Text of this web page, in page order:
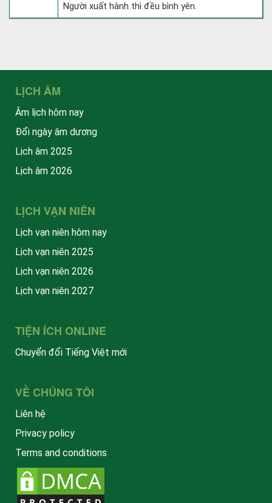
Người xuất hành thì đều bình yên.
LỊCH ÂM
Âm lịch hôm nay
Đổi ngày âm dương
Lịch âm 2025
Lịch âm 2026
LỊCH VẠN NIÊN
Lịch vạn niên hôm nay
Lịch vạn niên 2025
Lịch vạn niên 2026
Lịch vạn niên 2027
TIỆN ÍCH ONLINE
Chuyển đổi Tiếng Việt mới
VỀ CHÚNG TÔI
Liên hệ
Privacy policy
Terms and conditions